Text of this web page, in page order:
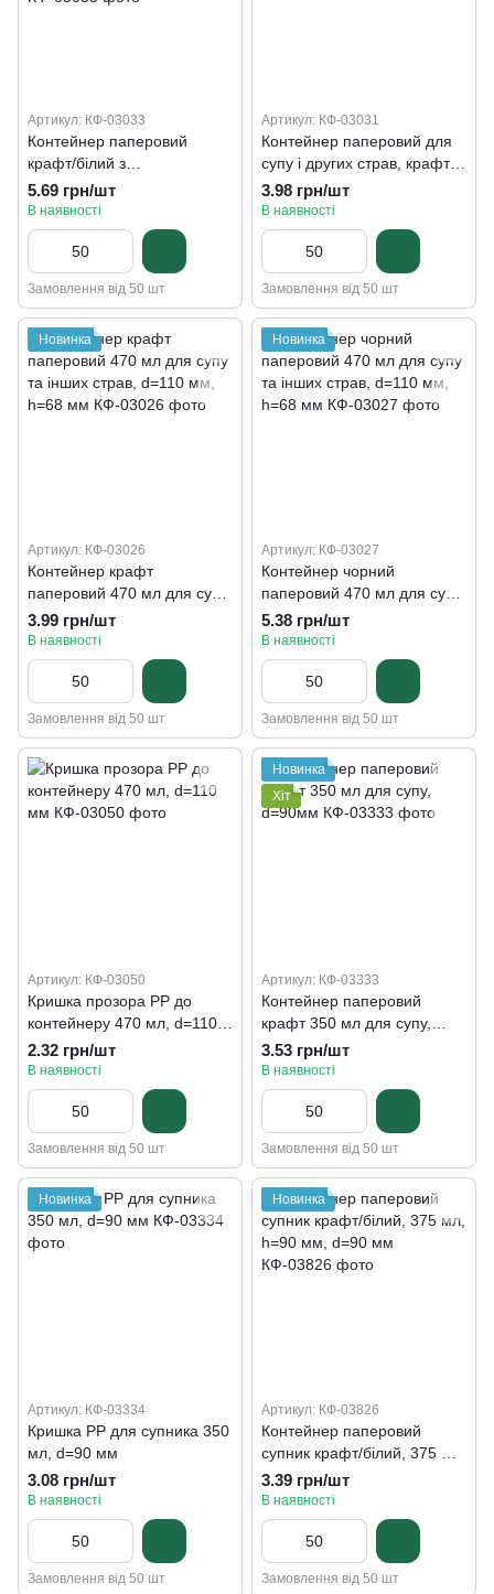
Артикул: КФ-03033
Контейнер паперовий
крафт/білий з
двосторонньою ламінацією,
470 мл, d=110 мм, h=68 мм
5.69 грн/шт
В наявності
Замовлення від 50 шт
Артикул: КФ-03031
Контейнер паперовий для
супу і других страв, крафт
450 мл, h=100 мм, d=98 мм
3.98 грн/шт
В наявності
Замовлення від 50 шт
Новинка
Артикул: КФ-03026
Контейнер крафт
паперовий 470 мл для супу
та інших страв, d=110 мм,
h=68 мм
3.99 грн/шт
В наявності
Замовлення від 50 шт
Новинка
Артикул: КФ-03027
Контейнер чорний
паперовий 470 мл для супу
та інших страв, d=110 мм,
h=68 мм
5.38 грн/шт
В наявності
Замовлення від 50 шт
Артикул: КФ-03050
Кришка прозора РР до
контейнеру 470 мл, d=110
мм
2.32 грн/шт
В наявності
Замовлення від 50 шт
Новинка
Хіт
Артикул: КФ-03333
Контейнер паперовий
крафт 350 мл для супу,
d=90мм
3.53 грн/шт
В наявності
Замовлення від 50 шт
Новинка
Артикул: КФ-03334
Кришка РР для супника 350
мл, d=90 мм
3.08 грн/шт
В наявності
Замовлення від 50 шт
Новинка
Артикул: КФ-03826
Контейнер паперовий
супник крафт/білий, 375 мл,
h=90 мм, d=90 мм
3.39 грн/шт
В наявності
Замовлення від 50 шт